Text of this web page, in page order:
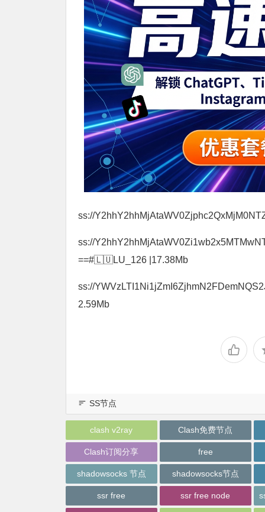
ss://
ss://
==#🇱🇺LU_126 |17.38Mb
ss://
2.59Mb
SS节点
clash v2ray Clash免费节点
Clash订阅分享 free
shadowsocks 节点 shadowsocks节点
ssr free ssr free node